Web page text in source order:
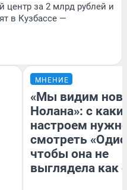
центр за 2 млрд рублей и
в Кузбассе —
МНЕНИЕ
«Мы видим
Нолана»: с
настроем
смотреть
чтобы она не
выглядела как